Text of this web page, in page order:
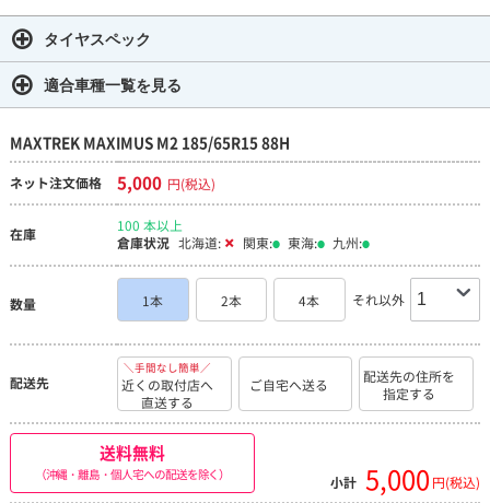
タイヤスペック
適合車種一覧を見る
MAXTREK MAXIMUS M2 185/65R15 88H
ネット注文価格 5,000 円(税込)
在庫
100 本以上
倉庫状況 北海道: 関東: 東海: 九州:
数量 1本 2本 4本 それ以外
配送先
＼手間なし簡単／
近くの取付店へ
直送する
ご自宅へ送る
配送先の住所を
指定する
送料無料
（沖縄・離島・個人宅への配送を除く） 小計 5,000 円(税込)